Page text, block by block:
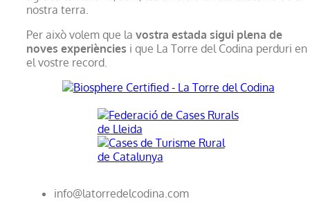
nostra terra.
Per això volem que la vostra estada sigui plena de
noves experiències i que La Torre del Codina perduri en
el vostre record.
info@latorredelcodina.com